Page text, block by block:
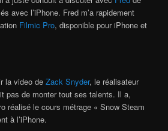
avec l’iPhone. Fred m’a rapidement
Filmic Pro, disponible pour iPhone et
la video deZack Snyder, le réalisateur
pas de monter tout ses talents. Il a,
réalisé le cours métrage « Snow Steam
à l’iPhone.